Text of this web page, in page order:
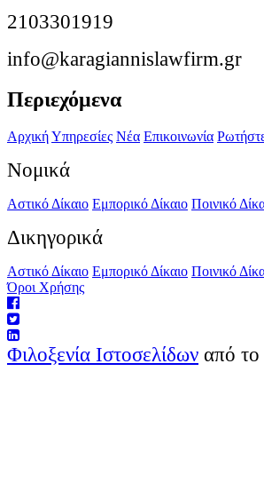
2103301919
info@karagiannislawfirm.gr
Περιεχόμενα
ΑρχικήΥπηρεσίες Νέα Επικοινωνία
Νομικά
Αστικό Δίκαιο Εμπορικό Δίκαιο Ποινικό
Δικηγορικά
Αστικό Δίκαιο Εμπορικό Δίκαιο Ποινικό
Όροι Χρήσης
Φιλοξενία Ιστοσελίδων από